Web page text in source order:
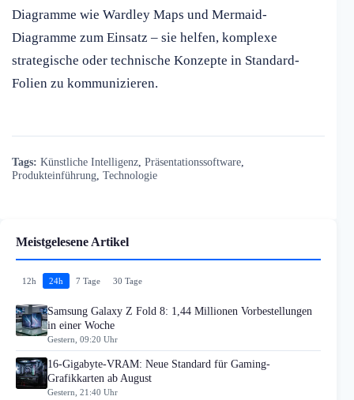
Diagramme wie Wardley Maps und Mermaid-
Diagramme zum Einsatz – sie helfen, komplexe
strategische oder technische Konzepte in Standard-
Folien zu kommunizieren.
Tags: Künstliche Intelligenz Präsentationssoftware
Produkteinführung Technologie
Meistgelesene Artikel
12h 24h 7 Tage 30 Tage
Samsung Galaxy Z Fold 8: 1,44 Millionen Vorbestellungen
in einer Woche
Gestern, 09:20 Uhr
16-Gigabyte-VRAM: Neue Standard für Gaming-
Grafikkarten ab August
Gestern, 21:40 Uhr